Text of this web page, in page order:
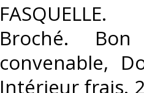
Broché.
convenable,
Intérieur frais.